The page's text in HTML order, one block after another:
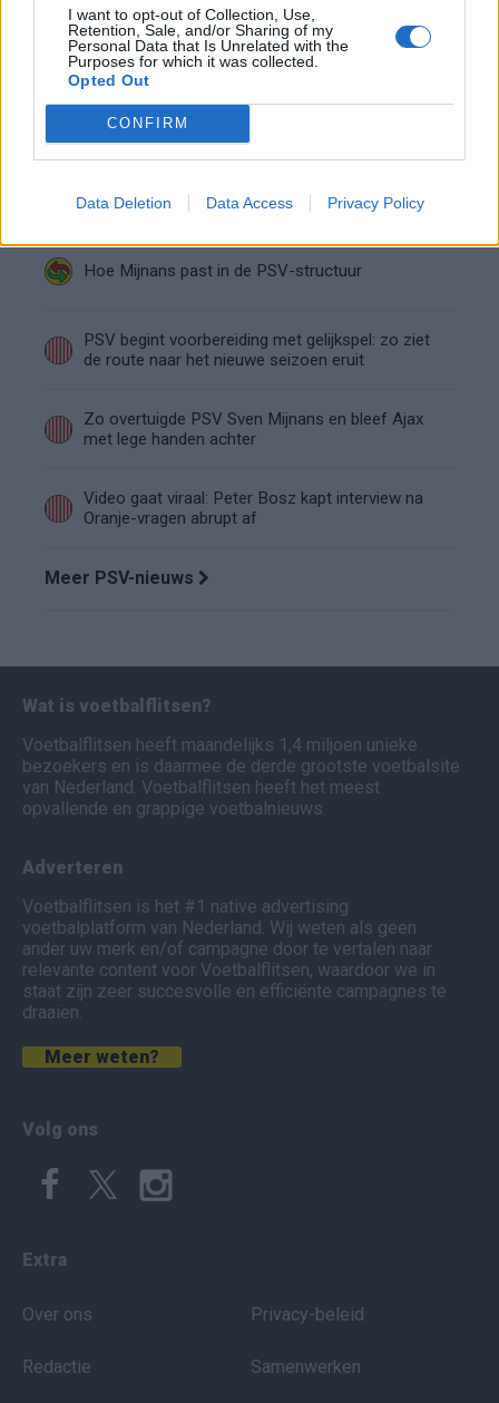
I want to opt-out of Collection, Use,
Retention, Sale, and/or Sharing of my
Personal Data that Is Unrelated with the
Purposes for which it was collected.
Opted Out
CONFIRM
Data Deletion Data Access Privacy Policy
Ajax en PSV strijden om Braziliaans talent met
afkoopclausule van 80 miljoen
Joey Veerman verkoopt woning in Eindhoven
voor bedrag boven de vraagprijs
mag tóch verder
Hoe Mijnans past in de PSV-structuur
PSV begint voorbereiding met gelijkspel: zo ziet
de route naar het nieuwe seizoen eruit
Zo overtuigde PSV Sven Mijnans en bleef Ajax
met lege handen achter
Video gaat viraal: Peter Bosz kapt interview na
Oranje-vragen abrupt af
Meer PSV-nieuws
Wat is voetbalflitsen?
Voetbalflitsen heeft maandelijks 1,4 miljoen unieke
bezoekers en is daarmee de derde grootste voetbalsite
van Nederland. Voetbalflitsen heeft het meest
opvallende en grappige voetbalnieuws.
Adverteren
Voetbalflitsen is het #1 native advertising
voetbalplatform van Nederland. Wij weten als geen
ander uw merk en/of campagne door te vertalen naar
relevante content voor Voetbalflitsen, waardoor we in
staat zijn zeer succesvolle en efficiënte campagnes te
draaien.
Meer weten?
Volg ons
Extra
Over ons
Redactie
Privacy-beleid
Samenwerken